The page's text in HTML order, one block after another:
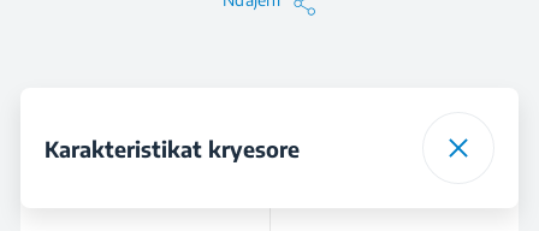
Karakteristikat kryesore